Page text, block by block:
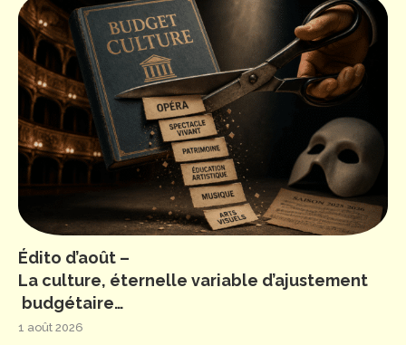
Édito d’août –
La culture, éternelle variable d’ajustement
budgétaire…
1 août 2026